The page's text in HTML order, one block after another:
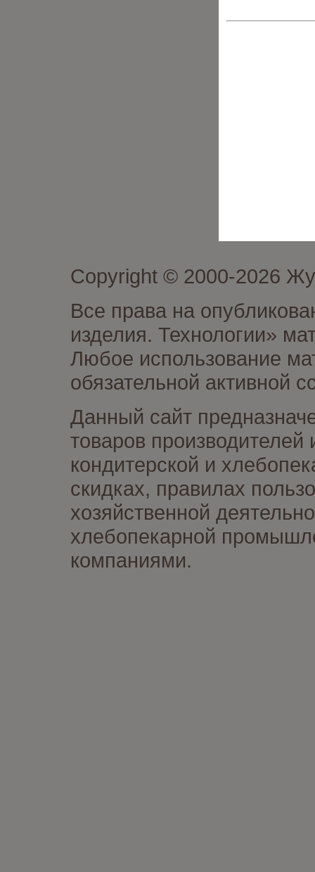
Copyright © 2000-2026
Все права на
изделия. Технологии»
Любое использование
обязательной активной
Данный сайт
товаров
кондитерской и
скидках, правилах
хозяйственной
хлебопекарной
компаниями.